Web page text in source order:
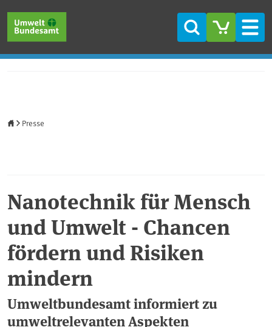
Suche
Presse
Nanotechnik für Mensch
und Umwelt - Chancen
fördern und Risiken
mindern
Umweltbundesamt informiert zu
umweltrelevanten Aspekten